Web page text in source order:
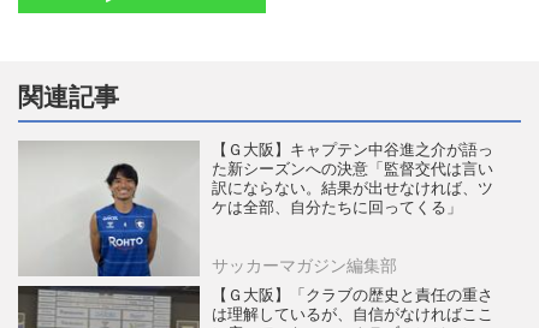
関連記事
【Ｇ大阪】キャプテン中谷進之介が語っ
た新シーズンへの決意「監督交代は言い
訳にならない。結果が出せなければ、ツ
ケは全部、自分たちに回ってくる」
サッカーマガジン編集部
【Ｇ大阪】「クラブの歴史と責任の重さ
は理解しているが、自信がなければここ